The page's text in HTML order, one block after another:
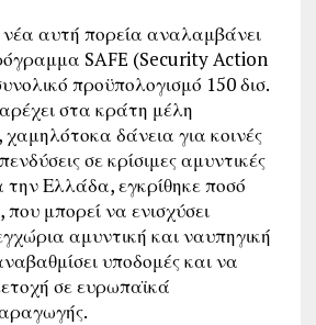
αυτή πορεία αναλαμβάνει
SAFE (Security Action
προϋπολογισμό 150 δισ.
στα κράτη μέλη
δάνεια για κοινές
σε κρίσιμες αμυντικές
την Ελλάδα, εγκρίθηκε ποσό
μπορεί να ενισχύσει
αμυντική και ναυπηγική
υποδομές και να
σε ευρωπαϊκά